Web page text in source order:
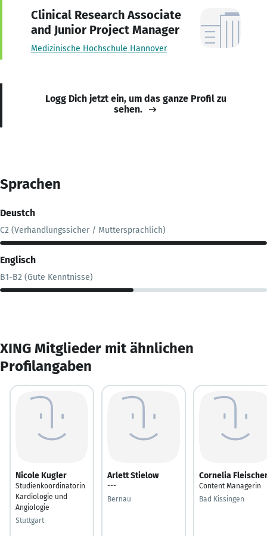
Clinical Research Associate
and Junior Project Manager
Medizinische Hochschule Hannover
Logg Dich jetzt ein, um das ganze Profil zu
sehen.
Sprachen
Deustch
C2 (Verhandlungssicher / Muttersprachlich)
Englisch
B1-B2 (Gute Kenntnisse)
XING Mitglieder mit ähnlichen
Profilangaben
Nicole Kugler
Studienkoordinatorin
Kardiologie und
Angiologie
Stuttgart
Arlett Stielow
---
Bernau
Cornelia
Content Managerin
Bad Kissingen